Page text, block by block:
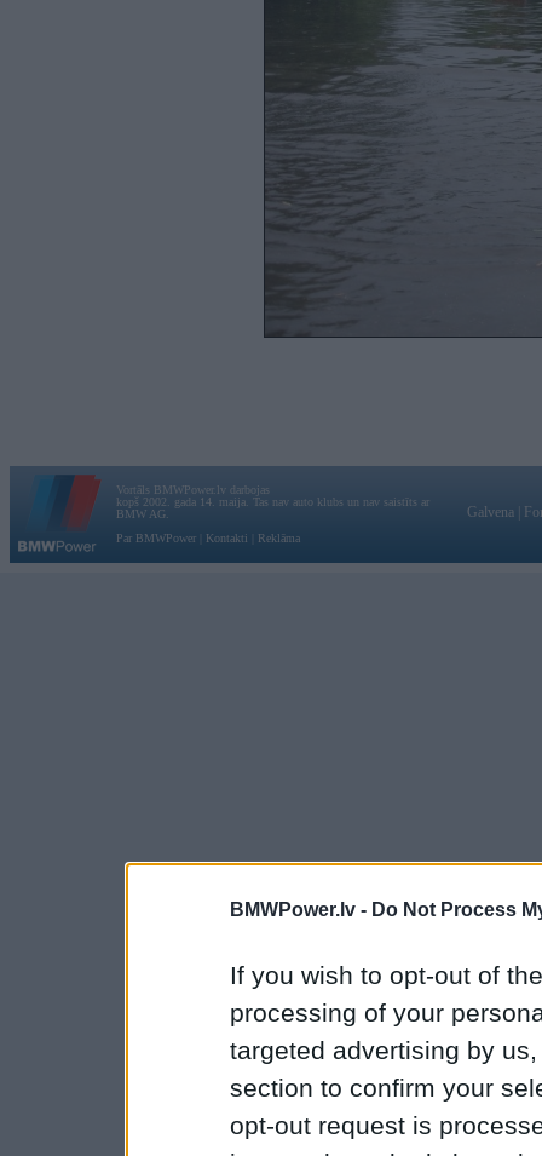
BMWPower.lv - Do Not Process
If you wish to opt-out of
processing of your
targeted advertising by
section to confirm your
opt-out request is
Vortāls BMWPower.lv darbojas
kopš 2002. gada 14. maija. Tas nav auto klubs un nav saistīts ar
BMW AG.
Par BMWPower
Kontakti Reklāma
Galvena